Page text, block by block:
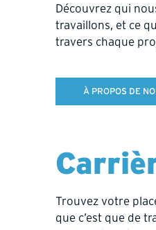
Découvrez qui
travaillons, et ce
travers chaque
À PROPOS DE
Trouvez votre
que c’est que de
DEMANDE
Poste postulant
Interested Country /
Prénom